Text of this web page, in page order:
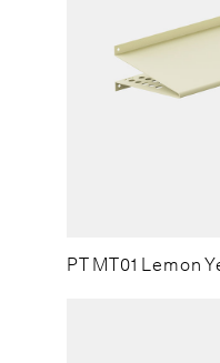
PT MT01 Lemon